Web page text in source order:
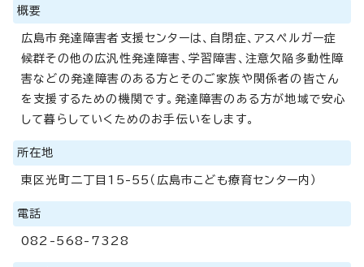
概要
広島市発達障害者支援センターは、自閉症、アスペルガー症
候群その他の広汎性発達障害、学習障害、注意欠陥多動性障
害などの発達障害のある方とそのご家族や関係者の皆さん
を支援するための機関です。発達障害のある方が地域で安心
して暮らしていくためのお手伝いをします。
所在地
東区光町二丁目15-55（広島市こども療育センター内）
電話
082-568-7328